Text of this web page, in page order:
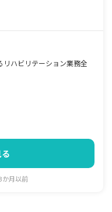
ハビリテーション業務全
か月以前